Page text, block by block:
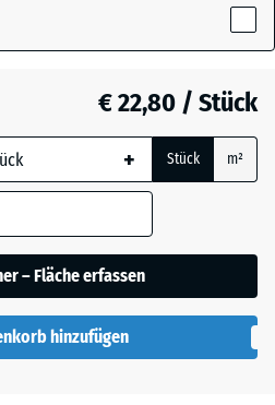
€ 22,80 / Stück
+ Stück m²
– Fläche erfassen
hinzufügen